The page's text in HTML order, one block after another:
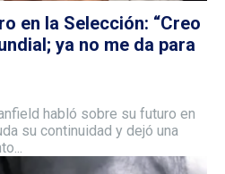
en la Selección: “Creo
ya no me da para
habló sobre su futuro en
su continuidad y dejó una